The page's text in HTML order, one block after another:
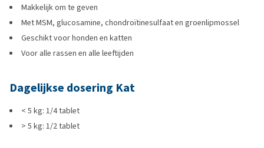
Makkelijk om te geven
Met MSM, glucosamine, chondroïtinesulfaat en groenlipmossel
Geschikt voor honden en katten
Voor alle rassen en alle leeftijden
Dagelijkse dosering Kat
< 5 kg: 1/4 tablet
> 5 kg: 1/2 tablet